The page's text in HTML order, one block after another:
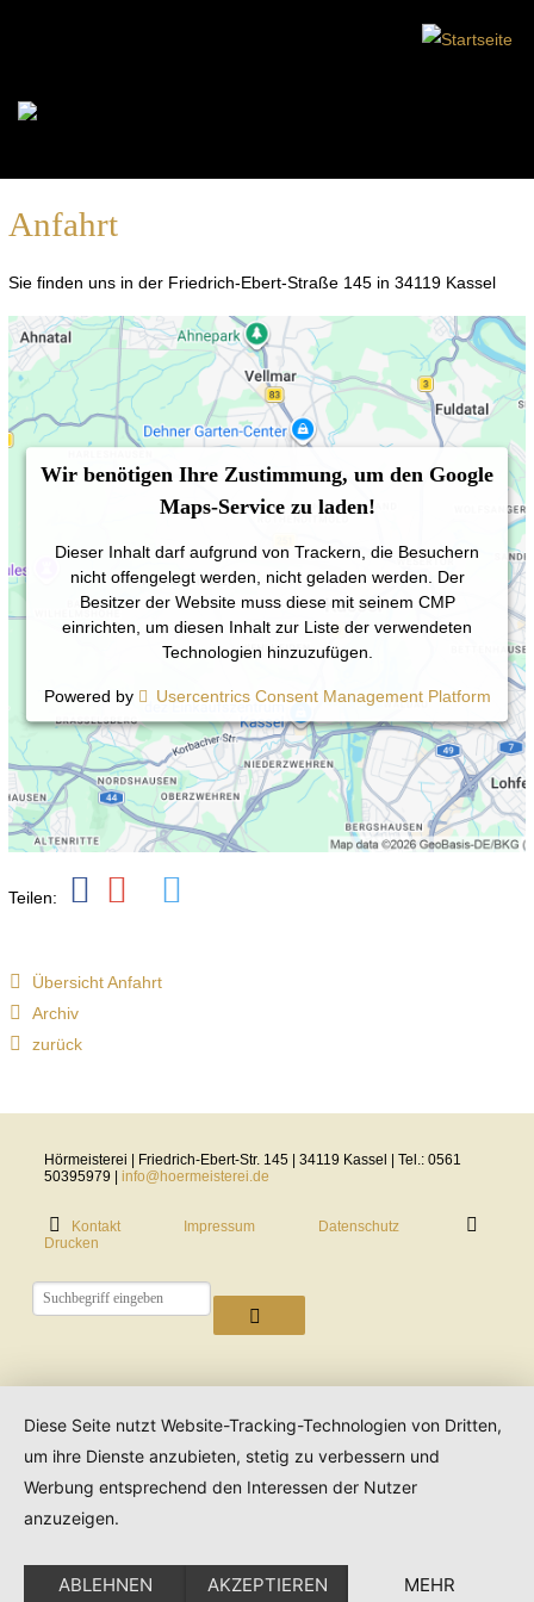
Anfahrt
Sie finden uns in der Friedrich-Ebert-Straße 145 in 34119 Kassel
Wir benötigen Ihre Zustimmung, um den Google
Maps-Service zu laden!
Dieser Inhalt darf aufgrund von Trackern, die Besuchern
nicht offengelegt werden, nicht geladen werden. Der
Besitzer der Website muss diese mit seinem CMP
einrichten, um diesen Inhalt zur Liste der verwendeten
Technologien hinzuzufügen.
Powered by Usercentrics Consent Management Platform
Teilen:
Übersicht Anfahrt
Archiv
zurück
Hörmeisterei | Friedrich-Ebert-Str. 145 | 34119 Kassel | Tel.: 0561
50395979 |info@hoermeisterei.de
Kontakt Impressum
Datenschutz
Drucken
Diese Seite nutzt Website-Tracking-Technologien von Dritten,
um ihre Dienste anzubieten, stetig zu verbessern und
Werbung entsprechend den Interessen der Nutzer
anzuzeigen.
ABLEHNEN AKZEPTIEREN MEHR